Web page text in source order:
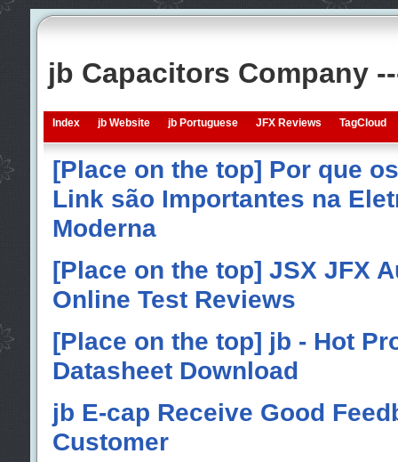
jb Capacitors Company
Index jb Website jb Portuguese JFX Reviews TagCloud
[Place on the top] Por que
Link são Importantes na
Moderna
[Place on the top] JSX JFX
Online Test Reviews
[Place on the top] jb - Hot
Datasheet Download
jb E-cap Receive Good
Customer